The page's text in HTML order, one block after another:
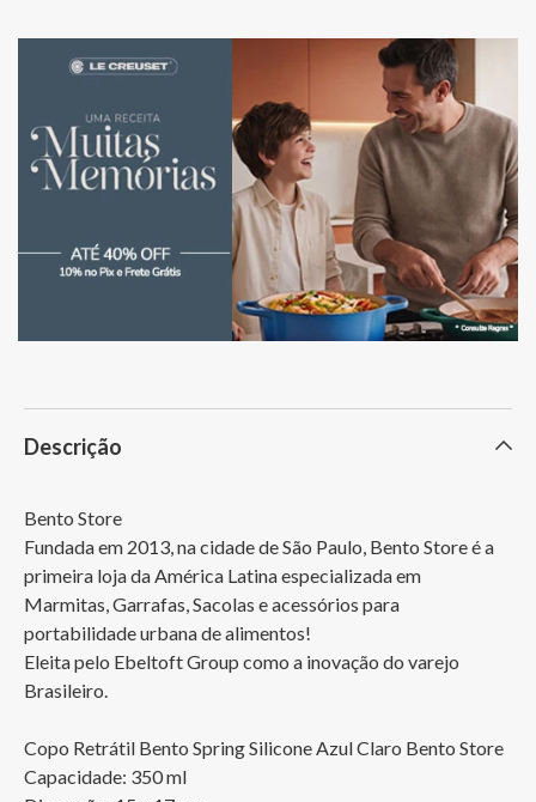
Descrição
Bento Store
Fundada em 2013, na cidade de São Paulo, Bento Store é a
primeira loja da América Latina especializada em
Marmitas, Garrafas, Sacolas e acessórios para
portabilidade urbana de alimentos!
Eleita pelo Ebeltoft Group como a inovação do varejo
Brasileiro.
Copo Retrátil Bento Spring Silicone Azul Claro Bento Store
Capacidade: 350 ml